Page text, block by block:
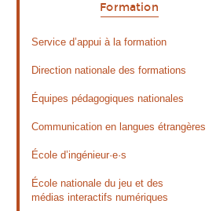
Service d’appui à la formation
Direction nationale des formations
Équipes pédagogiques nationales
Communication en langues étrangères
École d’ingénieur·e·s
École nationale du jeu et des
médias interactifs numériques
Formation